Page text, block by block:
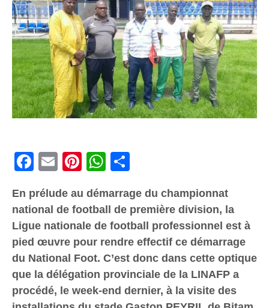
Facebook
Email PinterestWhatsApp
En prélude au démarrage du championnat
national de football de première division, la
Ligue nationale de football professionnel est à
pied œuvre pour rendre effectif ce démarrage
du National Foot. C’est donc dans cette optique
que la délégation provinciale de la LINAFP a
procédé, le week-end dernier, à la visite des